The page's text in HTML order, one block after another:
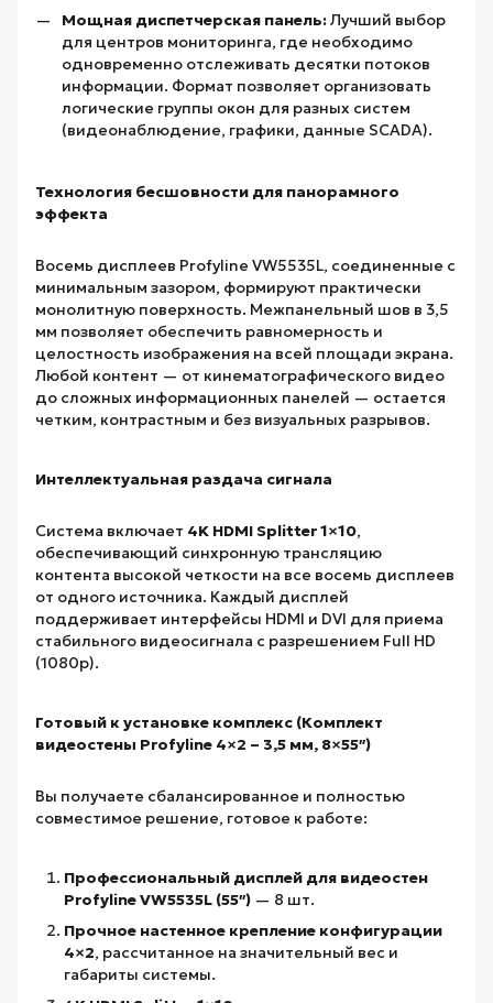
Мощная диспетчерская панель:Лучший выбор
для центров мониторинга, где необходимо
одновременно отслеживать десятки потоков
информации. Формат позволяет организовать
логические группы окон для разных систем
(видеонаблюдение, графики, данные SCADA).
Технология бесшовности для панорамного
эффекта
Восемь дисплеев Profyline VW5535L, соединенные с
минимальным зазором, формируют практически
монолитную поверхность. Межпанельный шов в 3,5
мм позволяет обеспечить равномерность и
целостность изображения на всей площади экрана.
Любой контент — от кинематографического видео
до сложных информационных панелей — остается
четким, контрастным и без визуальных разрывов.
Интеллектуальная раздача сигнала
Система включает 4K HDMI Splitter 1×10,
обеспечивающий синхронную трансляцию
контента высокой четкости на все восемь дисплеев
от одного источника. Каждый дисплей
поддерживает интерфейсы HDMI и DVI для приема
стабильного видеосигнала с разрешением Full HD
(1080p).
Готовый к установке комплекс (Комплект
видеостены Profyline 4×2 – 3,5 мм, 8×55″)
Вы получаете сбалансированное и полностью
совместимое решение, готовое к работе:
Профессиональный дисплей для видеостен
Profyline VW5535L (55″) — 8 шт.
Прочное настенное крепление конфигурации
4×2, рассчитанное на значительный вес и
габариты системы.